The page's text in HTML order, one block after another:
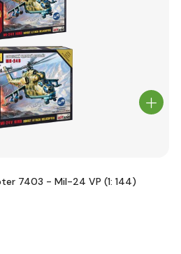
7403 - Mil-24 VP (1: 144)